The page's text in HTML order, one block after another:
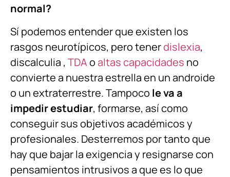
normal?
Sí podemos entender que existen los
rasgos neurotípicos, pero tenerdislexia,
discalculia , TDAoaltas capacidades no
convierte a nuestra estrella en un androide
o un extraterrestre. Tampoco le va a
impedir estudiar, formarse, así como
conseguir sus objetivos académicos y
profesionales. Desterremos por tanto que
hay que bajar la exigencia y resignarse con
pensamientos intrusivos a que es lo que